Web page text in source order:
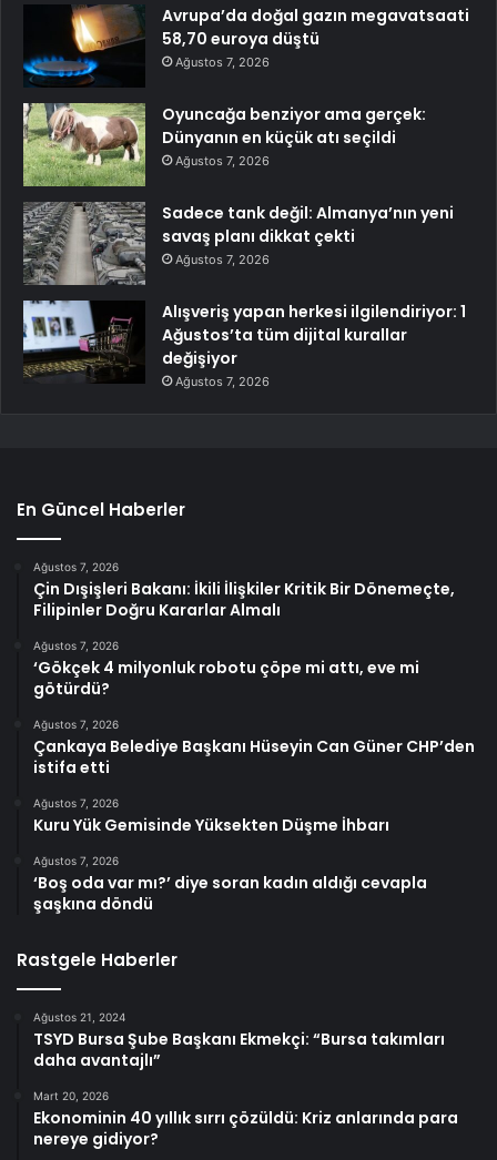
Avrupa’da doğal gazın megavatsaati
58,70 euroya düştü
Ağustos 7, 2026
Oyuncağa benziyor ama gerçek:
Dünyanın en küçük atı seçildi
Ağustos 7, 2026
Sadece tank değil: Almanya’nın yeni
savaş planı dikkat çekti
Ağustos 7, 2026
Alışveriş yapan herkesi ilgilendiriyor: 1
Ağustos’ta tüm dijital kurallar
değişiyor
Ağustos 7, 2026
En Güncel Haberler
Ağustos 7, 2026
Çin Dışişleri Bakanı: İkili İlişkiler Kritik Bir Dönemeçte,
Filipinler Doğru Kararlar Almalı
Ağustos 7, 2026
‘Gökçek 4 milyonluk robotu çöpe mi attı, eve mi
götürdü?
Ağustos 7, 2026
Çankaya Belediye Başkanı Hüseyin Can Güner CHP’den
istifa etti
Ağustos 7, 2026
Kuru Yük Gemisinde Yüksekten Düşme İhbarı
Ağustos 7, 2026
‘Boş oda var mı?’ diye soran kadın aldığı cevapla
şaşkına döndü
Rastgele Haberler
Ağustos 21, 2024
TSYD Bursa Şube Başkanı Ekmekçi: “Bursa takımları
daha avantajlı”
Mart 20, 2026
Ekonominin 40 yıllık sırrı çözüldü: Kriz anlarında para
nereye gidiyor?